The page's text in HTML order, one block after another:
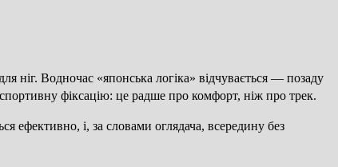
ніг. Водночас «японська логіка» відчувається — позаду
фіксацію: це радше про комфорт, ніж про трек.
ефективно, і, за словами оглядача, всередину без